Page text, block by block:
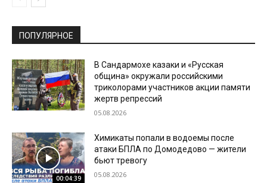
ПОПУЛЯРНОЕ
В Сандармохе казаки и «Русская
община» окружали российскими
триколорами участников акции памяти
жертв репрессий
05.08.2026
00:04:39
Химикаты попали в водоемы после
атаки БПЛА по Домодедово — жители
бьют тревогу
05.08.2026